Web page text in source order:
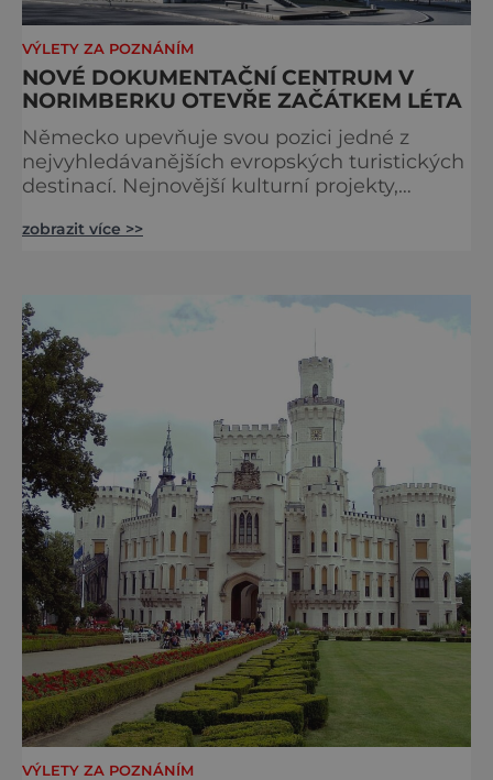
VÝLETY ZA POZNÁNÍM
NOVÉ DOKUMENTAČNÍ CENTRUM V
NORIMBERKU OTEVŘE ZAČÁTKEM LÉTA
Německo upevňuje svou pozici jedné z
nejvyhledávanějších evropských turistických
destinací. Nejnovější kulturní projekty,
rekonstrukce historických památek přitahují
moderní zážitky do jedinečné nabídky
turistických míst – přinášíme jejich výběr. Po
přibližně pětileté
zobrazit více >>
VÝLETY ZA POZNÁNÍM